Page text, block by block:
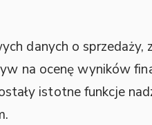
danych o sprzedaży,
na ocenę wyników
istotne funkcje